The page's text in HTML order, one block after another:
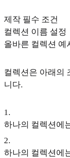
제작 필수 조건
컬렉션 이름 설정
올바른 컬렉션 예
컬렉션은 아래의
니다.
1.
하나의 컬렉션에
2.
하나의 컬렉션에